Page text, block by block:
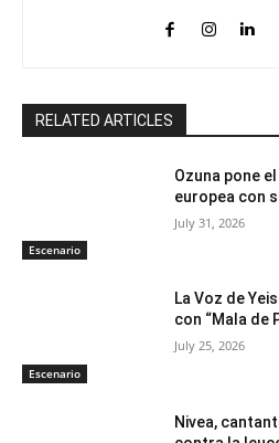
RELATED ARTICLES
Escenario
Ozuna pone
europea con
July 31, 2026
Escenario
La Voz de
con “Mala de
July 25, 2026
Nivea,